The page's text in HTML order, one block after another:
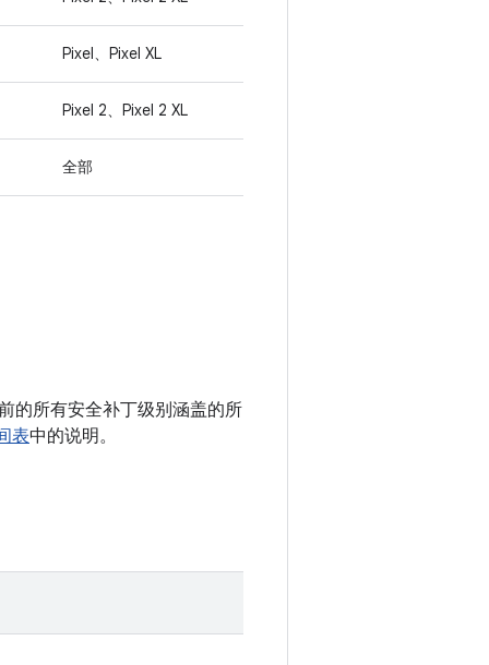
Pixel、Pixel XL
Pixel 2、Pixel 2 XL
全部
的所有安全补丁级别涵盖的所
表中的说明。